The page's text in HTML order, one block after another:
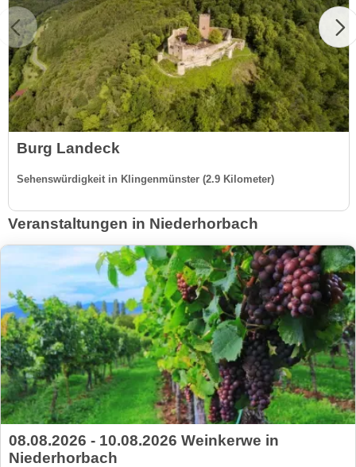
Burg Landeck
Sehenswürdigkeit in Klingenmünster (2.9 Kilometer)
Veranstaltungen in Niederhorbach
08.08.2026 - 10.08.2026 Weinkerwe in
Niederhorbach